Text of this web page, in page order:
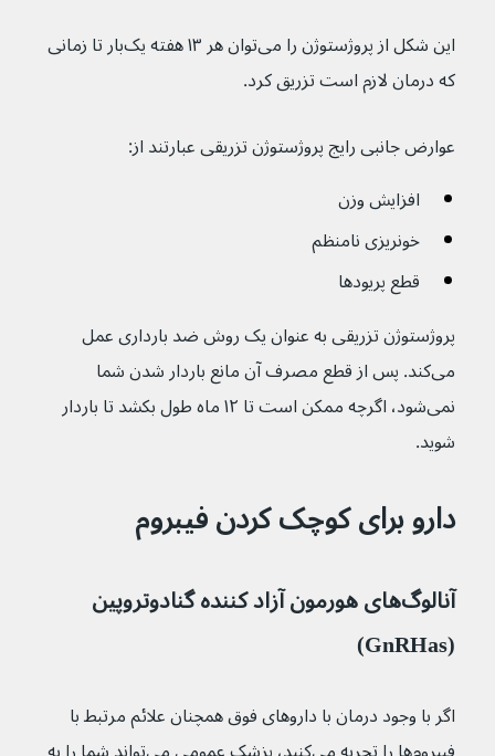
این شکل از پروژستوژن را می‌توان هر ۱۳ هفته یک‌بار تا زمانی
که درمان لازم است تزریق کرد.
عوارض جانبی رایج پروژستوژن تزریقی عبارتند از:
افزایش وزن
خونریزی نامنظم
قطع پریود‌ها
پروژستوژن تزریقی به عنوان یک روش ضد بارداری عمل
می‌کند. پس از قطع مصرف آن مانع باردار شدن شما
نمی‌شود، اگرچه ممکن است تا ۱۲ ماه طول بکشد تا باردار
شوید.
دارو برای کوچک کردن فیبروم
آنالوگ‌های هورمون آزاد کننده گنادوتروپین
(GnRHas)
اگر با وجود درمان با داروهای فوق همچنان علائم مرتبط با